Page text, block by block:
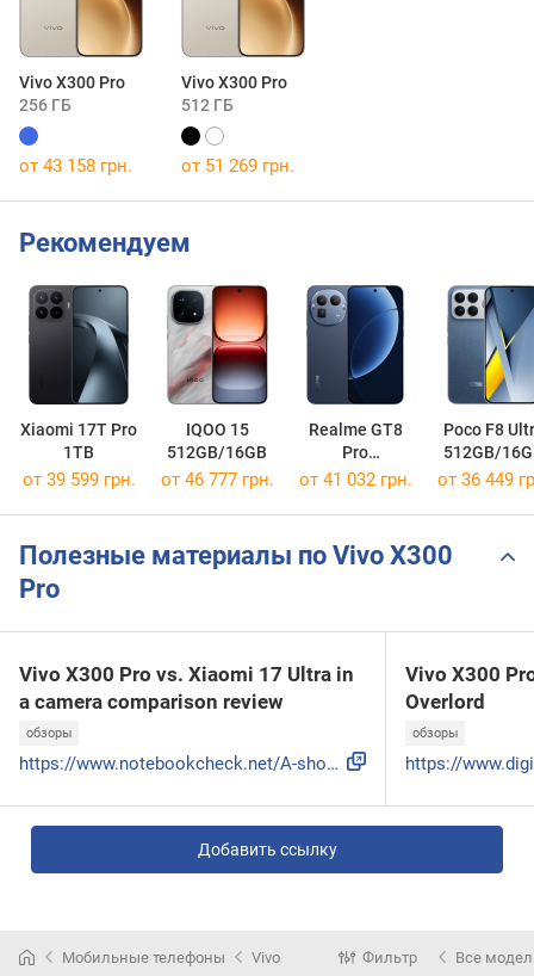
Vivo X300 Pro
256 ГБ
Vivo X300 Pro
512 ГБ
от 43 158 грн. от 51 269 грн.
Рекомендуем
Xiaomi 17T Pro
1TB
IQOO 15
512GB/16GB
Realme GT8
Pro
512GB/16GB
Poco F8
512GB/
от 39 599 грн. от 46 777 грн. от 41 032 грн. от 36 449
Полезные материалы по Vivo X300
Pro
Vivo X300 Pro vs. Xiaomi 17 Ultra in
a camera comparison review
обзоры
https://www.notebookcheck.net/A-showdown-in-China-Vivo-X300...
Vivo X300
Overlord
обзоры
Добавить ссылку
Мобильные телефоны Vivo Фильтр Все